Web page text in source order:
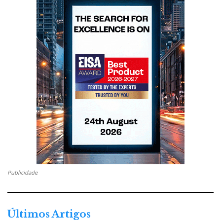
um sistema tudo-em-um, que combina amplificação,
DAC e funcionalidades de streaming num único
chassis compacto em alumínio CNC. Só precisa de
um par de colunas.
Equipado com um DAC AK4493, oferece uma relação
sinal/ruído de ≥109 dB e uma distorção harmónica
total de apenas 0,0037%. A amplificação em Classe D
fornece 60 W por canal a 8 Ω e 110 W a 4 Ω. O
dispositivo integra um ecrã tátil de 5,5 polegadas e
suporta plataformas como TIDAL, Qobuz, Amazon
Music, Roon Ready e TIDAL Connect. E ainda
correção de salas.
Está disponível em duas versões: umastandarde
outra com leitor de CD incorporado.
Publicidade
Últimos Artigos